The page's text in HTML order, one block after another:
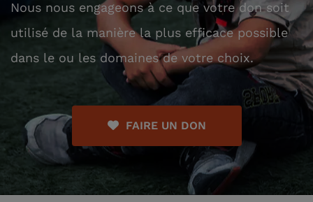
Nous nous engageons à ce que votre don soit
utilisé de la manière la plus efficace possible
dans le ou les domaines de votre choix.
FAIRE UN DON